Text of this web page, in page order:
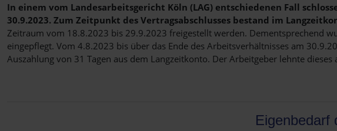
In einem vom Landesarbeitsgericht Köln (LAG) entschiedenen Fall
30.9.2023. Zum Zeitpunkt des Vertragsabschlusses bestand im
Zeitraum vom 18.8.2023 bis 29.9.2023 freigestellt werden. Dementsprechend
eingepflegt. Vom 4.8.2023 bis über das Ende des Arbeitsverhältnisses am
Auszahlung von 31 Tagen aus dem Langzeitkonto. Der Arbeitgeber lehnte dieses
Eigenbedarf